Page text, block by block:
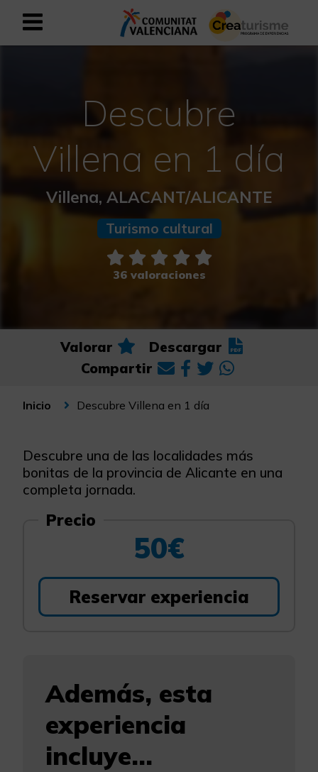
Mediterráneo Activo-Deportivo
Mediterráneo Cultural
Mediterráneo Natural-Rural
Experiencias en otoño
Descubre
Villena en 1 día
Villena, ALACANT/ALICANTE
Turismo cultural
36 valoraciones
Valorar
Descargar
Compartir
Inicio Descubre Villena en 1 día
Descubre una de las localidades más
bonitas de la provincia de Alicante en una
completa jornada.
Precio
50€
Reservar experiencia
Además, esta
experiencia
incluye...